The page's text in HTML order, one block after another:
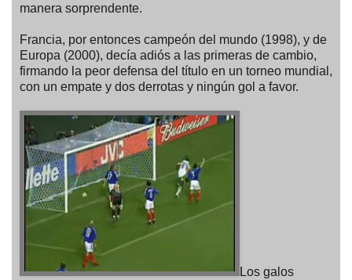
manera sorprendente.
Francia, por entonces campeón del mundo (1998), y de
Europa (2000), decía adiós a las primeras de cambio,
firmando la peor defensa del título en un torneo mundial,
con un empate y dos derrotas y ningún gol a favor.
Los galos